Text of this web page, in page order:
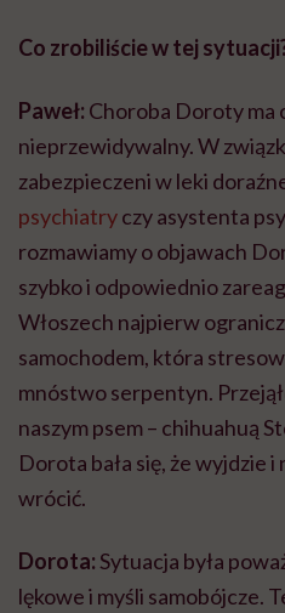
Co zrobiliście w tej
Paweł: Choroba Doroty ma
nieprzewidywalny. W
zabezpieczeni w leki
psychiatryczy asystenta
rozmawiamy o objawach
szybko i odpowiednio
Włoszech najpierw
samochodem, która
mnóstwo serpentyn.
naszym psem – chihuahuą
Dorota bała się, że wyjdzie i
wrócić.
Dorota:Sytuacja była
lękowe i myśli samobójcze.